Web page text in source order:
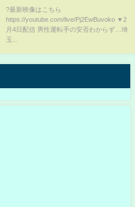
粛”を呼びかけ【関連ニュースま
とめ】
?最新映像はこちら
https://youtube.com/live/Pj2EwBuvoko ▼2
月4日配信 男性運転手の安否わからず…埼
玉...